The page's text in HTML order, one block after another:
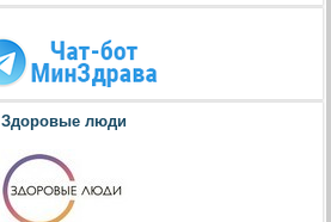
Здоровые люди